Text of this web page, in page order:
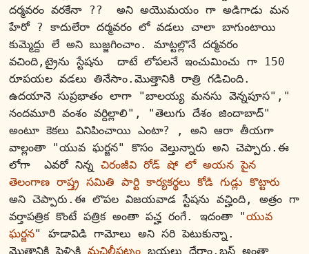
దర్మవరం వరకేనా ??  అని అయొమయం గా అడిగాడు మన
హేరో ? కాదులేరా దర్మవరం లో వడలు చాలా బాగుంటాయి
కుమ్మెద్దు లే అని బుజ్జగించాం. మాట్టల్లొనే దర్మవరం
వచింది,ట్రైను స్టేషను  దాటే లోపలనే ఇంచుమించు గా 150
రూపయల వడలు తినేసాం.మొత్తానికి రాత్రి గడిచింది.
ఉదయానె సుప్రభాతం లాగా "బాలయ్య మనసు వెన్నపూస","
నందమూరి వంశం వర్దిల్లాలి", "తెలుగు దేశం జిందాబాద్"
అంటూ కెకలు వినిపించాయి ఎంటా? , అని ఆరా తీయగా
వాల్లంతా "యువ ఘర్జన" కొసం వెల్తున్నారు అని చెప్పారు.ఈ
లోగా  ఎవరో నిన్న చిరంజీవి రోడ్ షో లో అయన పైన
తెలంగాణ రాష్త్ర సమితి పార్టి కార్యకర్థలు కోడి గుడ్లు కొట్టారు
అని చెప్పారు.ఈ లొపల విజయవాడ స్టేషను వచ్హింది, అత్రం గా
వర్తాపత్రిక కొంటే పత్రిక అంతా పచ్హ రంగే. ఇదంతా "యువ
ఘర్జన" హడావిడి గామోలు అని సరి పెటుకున్నా.
మొత్తానికి పెళ్ళికి మచిలీపట్నం బయలు దేరాం.బస్ అంతా